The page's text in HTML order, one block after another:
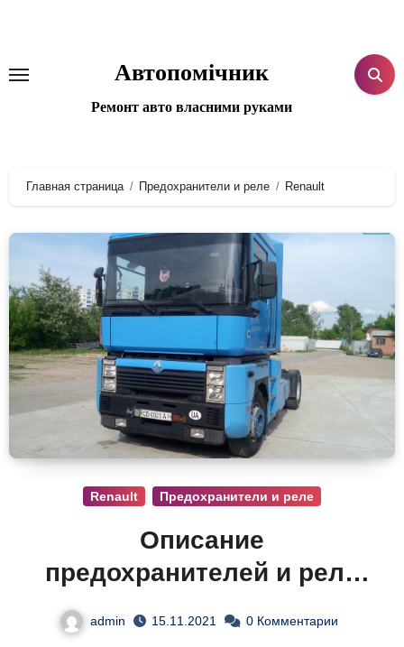
Автопомічник
Ремонт авто власними руками
Главная страница Предохранители и реле Renault
Renault Предохранители и реле
Описание
предохранителей и реле
admin 15.11.2021 0 Комментарии